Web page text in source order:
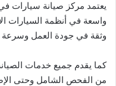
يعتمد مركز صيانة سيارات
واسعة في أنظمة السيارات
وثقة في جودة العمل وسرعة
كما يقدم جميع خدمات الصيانة
من الفحص الشامل وحتى